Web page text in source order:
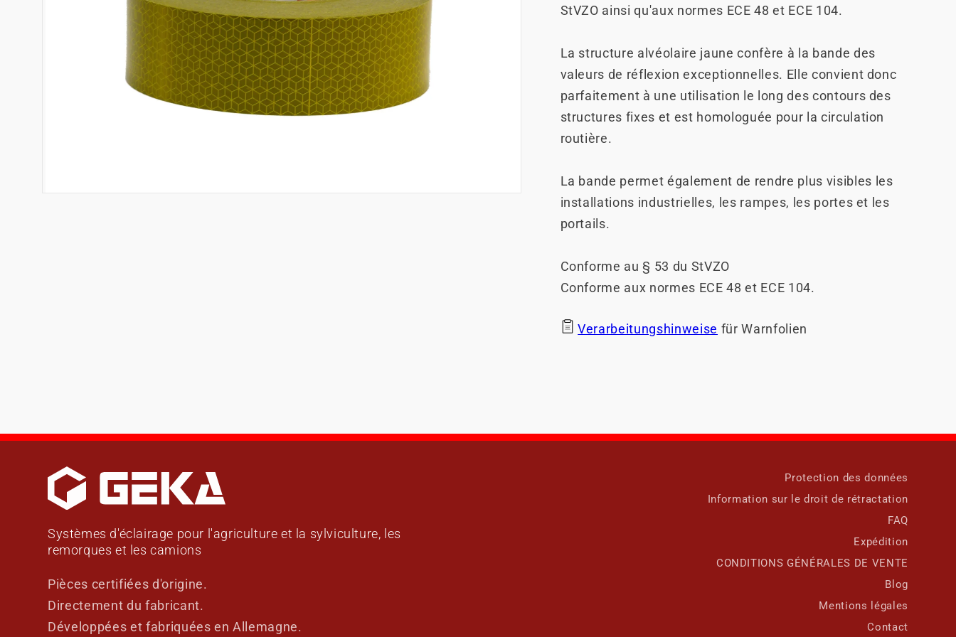
StVZO ainsi qu'aux normes ECE 48 et ECE 104.
La structure alvéolaire jaune confère à la bande des
valeurs de réflexion exceptionnelles. Elle convient donc
parfaitement à une utilisation le long des contours des
structures fixes et est homologuée pour la circulation
routière.
La bande permet également de rendre plus visibles les
installations industrielles, les rampes, les portes et les
portails.
Conforme au § 53 du StVZO
Conforme aux normes ECE 48 et ECE 104.
Verarbeitungshinweise für Warnfolien
Systèmes d'éclairage pour l'agriculture et la sylviculture, les
remorques et les camions
Pièces certifiées d'origine.
Directement du fabricant.
Développées et fabriquées en Allemagne.
Protection des données
Information sur le droit de rétractation
FAQ
Expédition
CONDITIONS GÉNÉRALES DE VENTE
Blog
Mentions légales
Contact